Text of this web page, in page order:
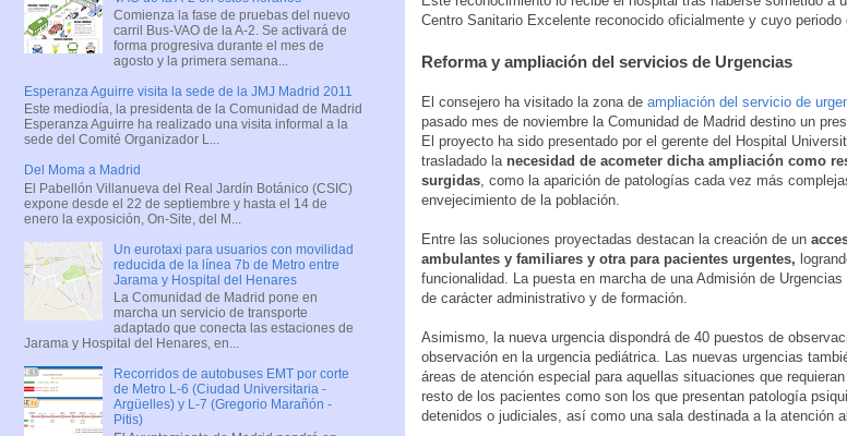
Centro Sanitario Excelente reconocido oficialmente y cuyo periodo
Reforma y ampliación del servicios de Urgencias
El consejero ha visitado la zona de ampliación del servicio de
pasado mes de noviembre la Comunidad de Madrid destino un
El proyecto ha sido presentado por el gerente del Hospital
trasladado la necesidad de acometer dicha ampliación como
surgidas , como la aparición de patologías cada vez más
envejecimiento de la población.
Entre las soluciones proyectadas destacan la creación de un
ambulantes y familiares y otra para pacientes urgentes,
funcionalidad. La puesta en marcha de una Admisión de
de carácter administrativo y de formación.
Asimismo, la nueva urgencia dispondrá de 40 puestos de
observación en la urgencia pediátrica. Las nuevas urgencias
áreas de atención especial para aquellas situaciones que
resto de los pacientes como son los que presentan patología
detenidos o judiciales, así como una sala destinada a la atención
Comienza la fase de pruebas del nuevo
carril Bus-VAO de la A-2. Se activará de
forma progresiva durante el mes de
agosto y la primera semana...
Esperanza Aguirre visita la sede de la JMJ Madrid 2011
Este mediodía, la presidenta de la Comunidad de Madrid
Esperanza Aguirre ha realizado una visita informal a la
sede del Comité Organizador L...
Del Moma a Madrid
El Pabellón Villanueva del Real Jardín Botánico (CSIC)
expone desde el 22 de septiembre y hasta el 14 de
enero la exposición, On-Site, del M...
Un eurotaxi para usuarios con movilidad
reducida de la línea 7b de Metro entre
Jarama y Hospital del Henares
La Comunidad de Madrid pone en
marcha un servicio de transporte
adaptado que conecta las estaciones de
Jarama y Hospital del Henares, en...
Recorridos de autobuses EMT por corte
de Metro L-6 (Ciudad Universitaria -
Argüelles) y L-7 (Gregorio Marañón -
Pitis)